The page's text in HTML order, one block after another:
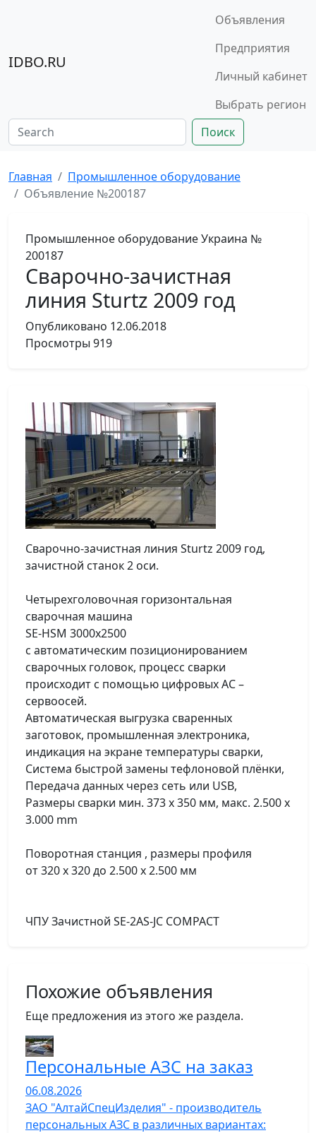
IDBO.RU
Объявления
Предприятия
Личный кабинет
Выбрать регион
Поиск
Главная
Промышленное оборудование
Объявление №200187
Промышленное оборудованиеУкраина №
200187
Cварочно-зачистная
линия Sturtz 2009 год
Опубликовано 12.06.2018
Просмотры 919
Сварочно-зачистная линия Sturtz 2009 год,
зачистной станок 2 оси.
Четырехголовочная горизонтальная
сварочная машина
SE-HSM 3000x2500
с автоматическим позиционированием
сварочных головок, процесс сварки
происходит с помощью цифровых AC –
сервоосей.
Автоматическая выгрузка сваренных
заготовок, промышленная электроника,
индикация на экране температуры сварки,
Система быстрой замены тефлоновой плёнки,
Передача данных через сеть или USB,
Размеры сварки мин. 373 x 350 мм, мaкс. 2.500 x
3.000 mm
Поворотная станция , размеры профиля
от 320 x 320 до 2.500 x 2.500 мм
ЧПУ Зачистной SE-2AS-JC COMPACT
Похожие объявления
Еще предложения из этого же раздела.
Персональные АЗС на заказ
06.08.2026
ЗАО "АлтайСпецИзделия" - производитель
персональных АЗС в различных вариантах: